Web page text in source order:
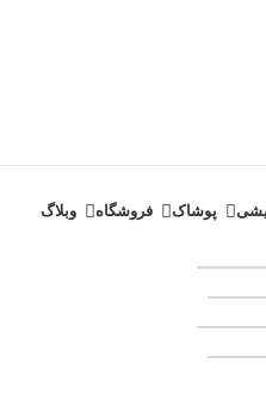
پوشاک فروشگاه
وبلاگ